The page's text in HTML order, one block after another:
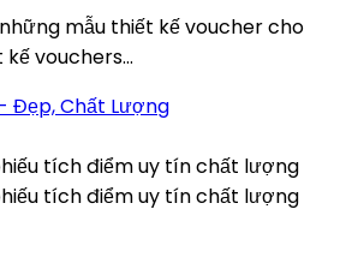
mẫu thiết kế voucher cho
vouchers...
Đẹp, Chất Lượng